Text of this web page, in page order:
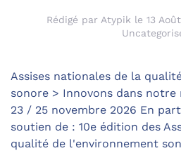
Rédigé par Atypik le 13
Assises nationales de la
sonore > Innovons dans
23 / 25 novembre 2026 En
soutien de : 10e édition des
qualité de l'environnement